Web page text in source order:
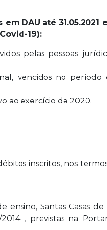
em DAU até 31.05.2021
19):
pelas pessoas
vencidos no período
ao exercício de 2020.
inscritos, nos
ensino, Santas Casas de
, previstas na